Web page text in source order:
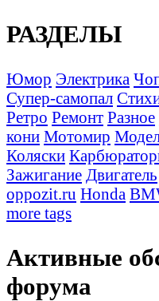
РАЗДЕЛЫ
Юмор Электрика
Супер-самопал
Ретро Ремонт Разное
кони Мотомир
Коляски
Зажигание Двигатель
oppozit.ru Honda
more tags
Активные
форума